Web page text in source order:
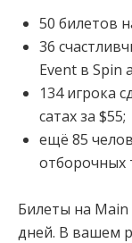
50 билетов
36
Event в Spin
134 игрока
сатах за $55;
ещё 85
отборочных
Билеты на Main
дней. В вашем